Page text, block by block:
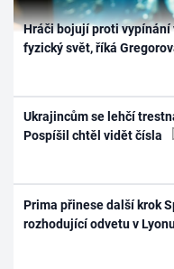
Hráči bojují proti vypínání
fyzický svět, říká
Ukrajincům se lehčí
Pospíšil chtěl vidět čísla
Prima přinese další krok
rozhodující odvetu v